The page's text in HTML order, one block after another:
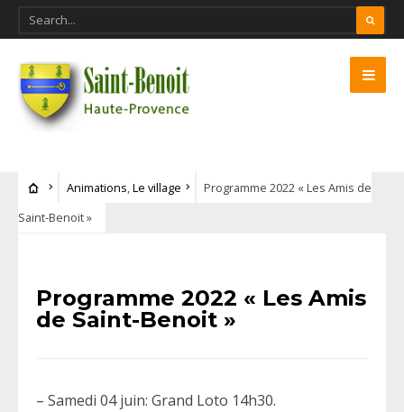
Animations,Le village
Programme 2022 « Les Amis de
Saint-Benoit »
Programme 2022 « Les Amis
de Saint-Benoit »
– Samedi 04 juin: Grand Loto 14h30.